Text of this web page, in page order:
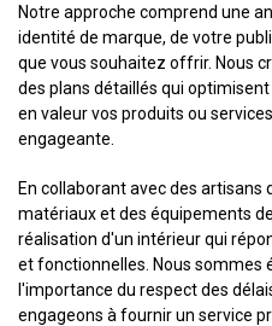
Notre approche comprend une
identité de marque, de votre
que vous souhaitez offrir. Nous
des plans détaillés qui
en valeur vos produits ou
engageante.
En collaborant avec des artisans
matériaux et des équipements
réalisation d'un intérieur qui
et fonctionnelles. Nous sommes
l'importance du respect des
engageons à fournir un service